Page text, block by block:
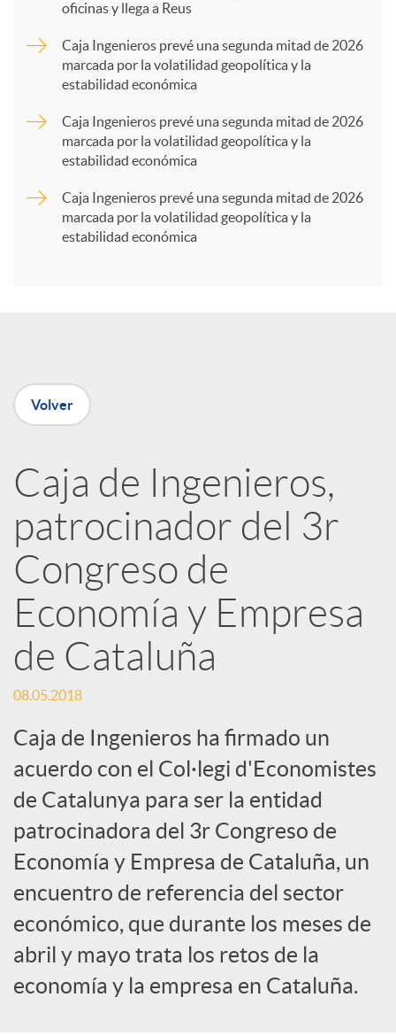
a
n
e
d
e
s
S
o
c
i
a
l
oficinas y llega a Reus
Caja Ingenieros prevé una segunda mitad de 2026
marcada por la volatilidad geopolítica y la
estabilidad económica
Caja Ingenieros prevé una segunda mitad de 2026
marcada por la volatilidad geopolítica y la
estabilidad económica
Caja Ingenieros prevé una segunda mitad de 2026
marcada por la volatilidad geopolítica y la
estabilidad económica
Volver
Caja de Ingenieros,
patrocinador del 3r
Congreso de
Economía y Empresa
de Cataluña
08.05.2018
Caja de Ingenieros ha firmado un
acuerdo con el Col·legi d'Economistes
de Catalunya para ser la entidad
patrocinadora del 3r Congreso de
Economía y Empresa de Cataluña, un
encuentro de referencia del sector
económico, que durante los meses de
abril y mayo trata los retos de la
economía y la empresa en Cataluña.